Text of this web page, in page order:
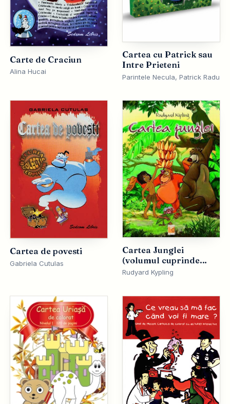
Carte de Craciun
Alina Hucai
Cartea cu Patrick sau
Intre Prieteni
Parintele Necula, Patrick Radu
Cartea de povesti
Gabriela Cutulas
Cartea Junglei
(volumul cuprinde
ambele Carti ale
Rudyard Kypling